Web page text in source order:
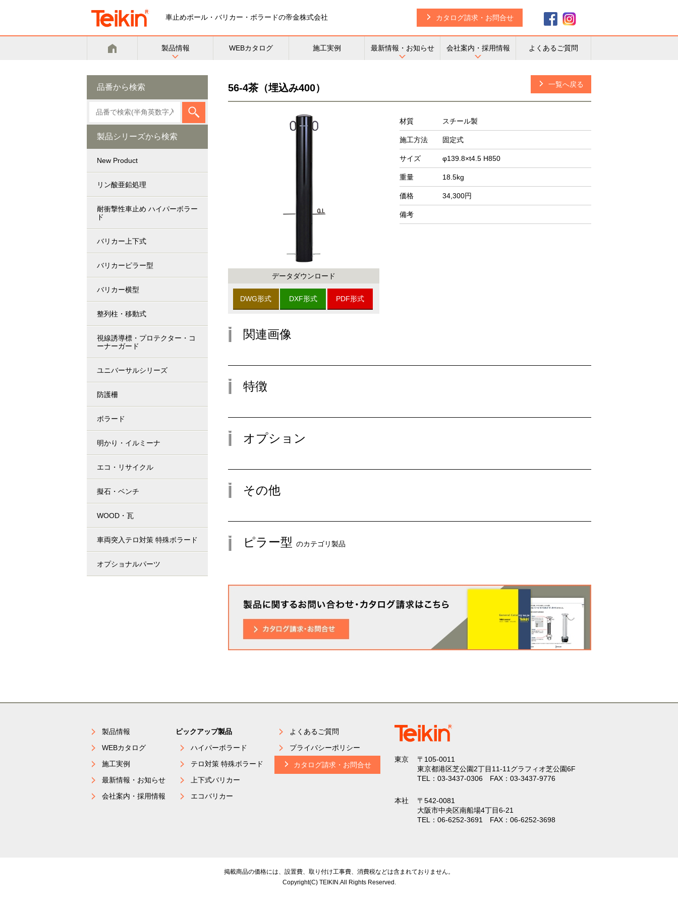
車止めポール・バリカー・ ボラードの帝金株式会社 カタログ請求・お問合せ
製品情報 WEBカタログ 施工実例 最新情報・お知らせ 会社案内・採用情報 よくあるご質問
品番から検索
製品シリーズから検索
New Product
リン酸亜鉛処理
耐衝撃性車止め ハイパーボラー
ド
バリカー上下式
バリカーピラー型
バリカー横型
整列柱・移動式
視線誘導標・プロテクター・コ
ーナーガード
ユニバーサルシリーズ
防護柵
ボラード
明かり・イルミーナ
エコ・リサイクル
擬石・ベンチ
WOOD・瓦
車両突入テロ対策 特殊ボラード
オプショナルパーツ
56-4茶（埋込み400） 一覧へ戻る
データダウンロード
DWG形式 DXF形式 PDF形式
材質 スチール製
施工方法 固定式
サイズ φ139.8×t4.5 H850
重量 18.5kg
価格 34,300円
備考
関連画像
特徴
オプション
その他
ピラー型 のカテゴリ製品
製品情報
WEBカタログ
施工実例
最新情報・お知らせ
会社案内・採用情報
ピックアップ製品
ハイパーボラード
テロ対策 特殊ボラード
上下式バリカー
エコバリカー
よくあるご質問
プライバシーポリシー
カタログ請求・お問合せ
東京
〒105-0011
東京都港区芝公園2丁目11-11 グラフィオ芝公園6F
TEL：03-3437-0306 FAX：03-3437-9776
本社
〒542-0081
大阪市中央区南船場4丁目6-21
TEL：06-6252-3691 FAX：06-6252-3698
掲載商品の価格には、設置費、取り付け工事費、 消費税などは含まれておりません。
Copyright(C) TEIKIN.All Rights Reserved.